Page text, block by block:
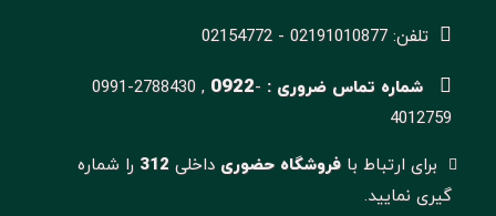
تلفن: 02191010877 - 02154772
شماره تماس ضروری : 0991-2788430 , 0922-
4012759
برای ارتباط با فروشگاه حضوریداخلی 312 را شماره
گیری نمایید.